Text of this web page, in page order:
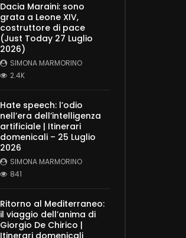
Dacia Maraini: sono
grata a Leone XIV,
costruttore di pace
(Just Today 27 Luglio
2026)
SIMONA MARMORINO
2.4K
Hate speech: l’odio
nell’era dell’intelligenza
artificiale | Itinerari
domenicali – 25 Luglio
2026
SIMONA MARMORINO
841
Ritorno al Mediterraneo:
il viaggio dell’anima di
Giorgio De Chirico |